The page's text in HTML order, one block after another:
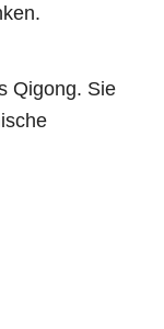
Qigong. Sie